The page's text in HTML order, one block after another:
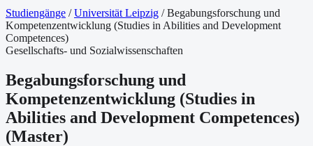
Studiengänge / Universität Leipzig /Begabungsforschung und
Kompetenzentwicklung (Studies in Abilities and Development
Competences)
Gesellschafts- und Sozialwissenschaften
Begabungsforschung und
Kompetenzentwicklung (Studies in
Abilities and Development Competences)
(Master)